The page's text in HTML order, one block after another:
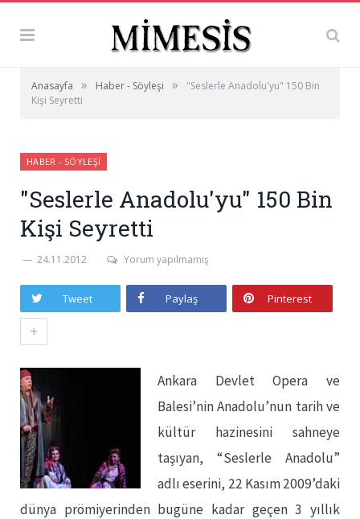
Anasayfa » Haber - Söyleşi »
"Seslerle Anadolu'yu" 150 Bin
Kişi Seyretti
HABER - SÖYLEŞI
"Seslerle Anadolu'yu" 150 Bin
Kişi Seyretti
24.11.2012 Yorum yapılmamış
Tweet Paylaş Pinterest
+
Ankara Devlet Opera ve
Balesi’nin Anadolu’nun tarih ve
kültür hazinesini sahneye
taşıyan, “Seslerle Anadolu”
adlı eserini, 22 Kasım 2009’daki
dünya prömiyerinden bugüne kadar geçen 3 yıllık